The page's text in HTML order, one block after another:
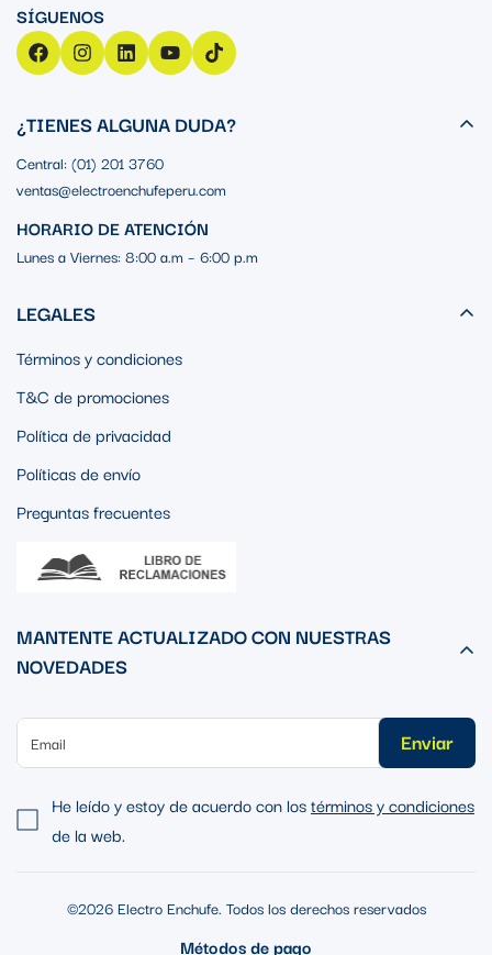
¿TIENES ALGUNA DUDA?
Central: (01) 201 3760
ventas@electroenchufeperu.com
HORARIO DE ATENCIÓN
Lunes a Viernes: 8:00 a.m – 6:00 p.m
LEGALES
Términos y condiciones
T&C de promociones
Política de privacidad
Políticas de envío
Preguntas frecuentes
MANTENTE ACTUALIZADO CON NUESTRAS
NOVEDADES
Enviar
He leído y estoy de acuerdo con lostérminos y condiciones
de la web.
©2026 Electro Enchufe. Todos los derechos reservados
Métodos de pago